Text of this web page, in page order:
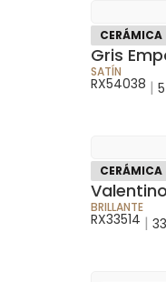
CERÁMICA
Gris
SATÍN
RX54038 |
CERÁMICA
Valentino
BRILLANTE
RX33514 |